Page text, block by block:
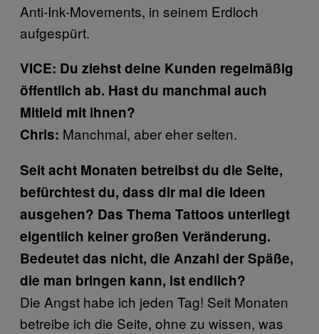
Anti-Ink-Movements, in seinem Erdloch
aufgespürt.
VICE: Du ziehst deine Kunden regelmäßig
öffentlich ab. Hast du manchmal auch
Mitleid mit ihnen?
Chris: Manchmal, aber eher selten.
Seit acht Monaten betreibst du die Seite,
befürchtest du, dass dir mal die Ideen
ausgehen? Das Thema Tattoos unterliegt
eigentlich keiner großen Veränderung.
Bedeutet das nicht, die Anzahl der Späße,
die man bringen kann, ist endlich?
Die Angst habe ich jeden Tag! Seit Monaten
betreibe ich die Seite, ohne zu wissen, was